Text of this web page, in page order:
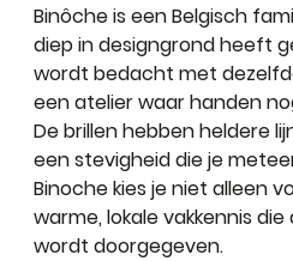
Binôcheis eenBelgisch
diep in designgrond heeft
wordt bedacht met
een atelier waar handen
De brillen hebbenheldere
eenstevigheiddie je
Binoche kies je niet alleen
warme, lokale vakkennis die
wordt doorgegeven.